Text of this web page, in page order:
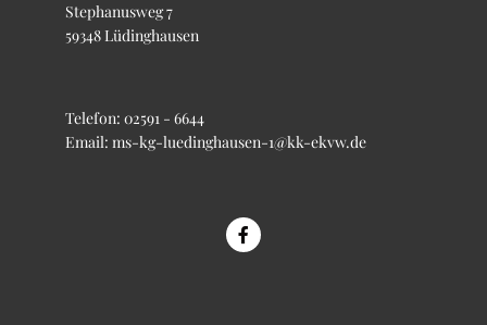
Stephanusweg 7
59348 Lüdinghausen
Telefon: 02591 - 6644
Email: ms-kg-luedinghausen-1@kk-ekvw.de